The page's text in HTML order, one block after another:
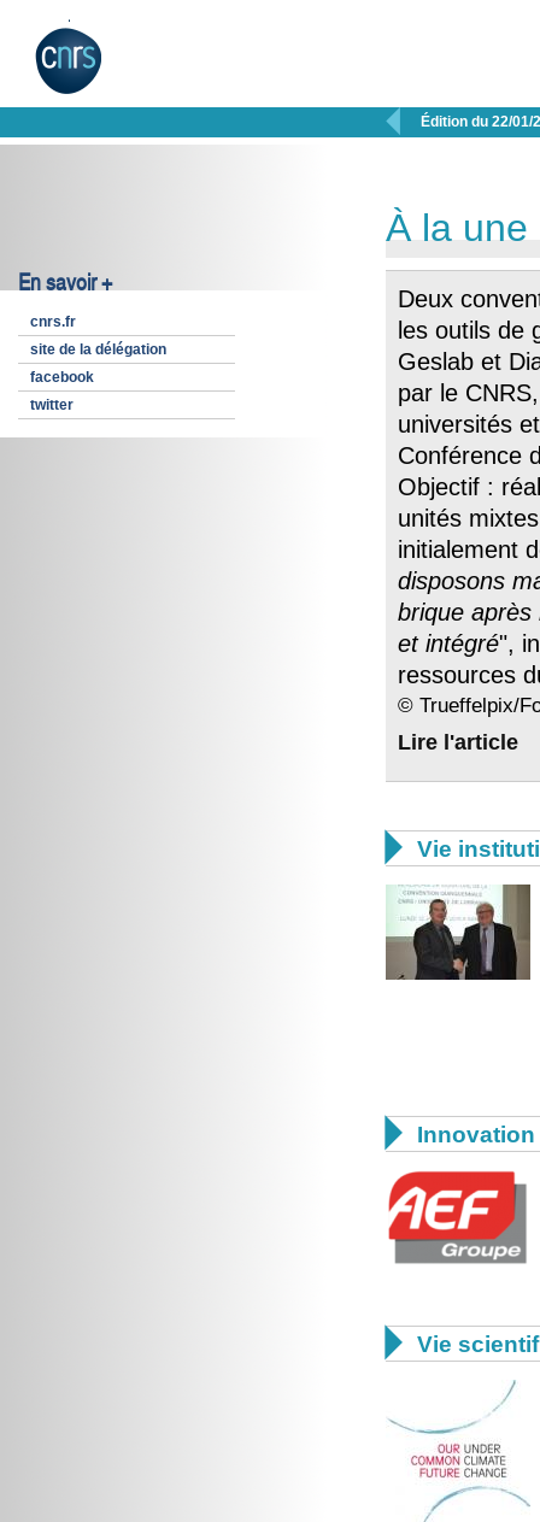
 Édition du 22/01/
En savoir +
cnrs.fr
site de la délégation
facebook
twitter
À la une
Deux
les outils de
Geslab et
par le
universités
Conférence
Objectif :
unités
initialement
disposons
brique après
et intégré",
ressources
© Trueffelpix/
Lire l'article
 Vie

 Vie